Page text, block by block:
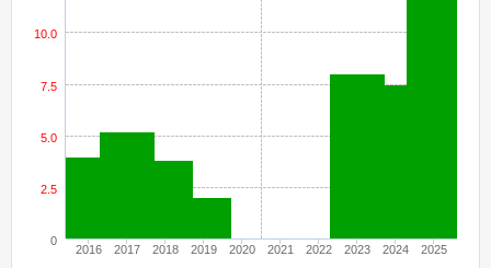
2016 2017 2018 2019 2020 2021 2022 2023 2024 2025
0
2.5
5.0
7.5
10.0